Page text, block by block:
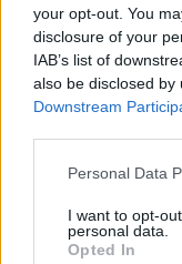
your opt-out. You
disclosure of your
IAB’s list of
also be disclosed
Downstream
Personal Data
I want to opt-
personal data.
Opted In
Email